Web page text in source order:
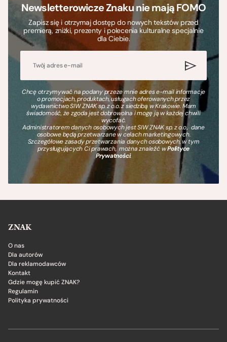
Newsletterowicze Znaku nie mają FOMO
Zapisz się i otrzymaj dostęp do nowych tekstów przed
premierą, zniżki, prezenty i polecenia kulturalne specjalnie
dla Ciebie.
Chcę otrzymywać na podany przeze mnie adres e-mail informacje
o promocjach, produktach, usługach oferowanych przez
wydawnictwo SIW ZNAK sp. z o.o. z siedzibą w Krakowie. Mam
świadomość, że zgoda jest dobrowolna i mogę ją w każdej chwili
wycofać.
Administratorem danych osobowych jest SIW ZNAK sp. z o.o., dane
osobowe będą przetwarzane w celach marketingowych.
Szczegółowe zasady przetwarzania danych osobowych, w tym
przysługujących Ci prawach, można znaleźć wPolityce
Prywatności.
ZNAK
O nas
Dla autorów
Dla reklamodawców
Kontakt
Gdzie mogę kupić ZNAK?
Regulamin
Polityka prywatności